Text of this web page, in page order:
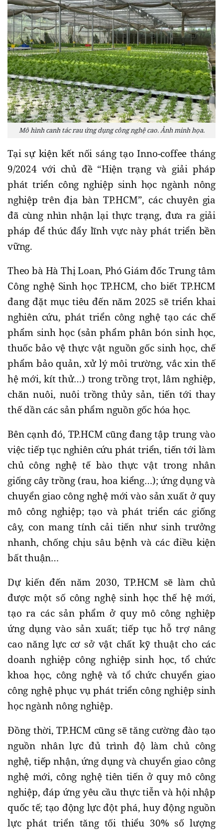
Mô hình canh tác rau ứng dụng công nghệ cao. Ảnh minh họa.
Tại sự kiện kết nối sáng tạo Inno-coffee tháng
9/2024 với chủ đề “Hiện trạng và giải pháp
phát triển công nghiệp sinh học ngành nông
nghiệp trên địa bàn TP.HCM”, các chuyên gia
đã cùng nhìn nhận lại thực trạng, đưa ra giải
pháp để thúc đẩy lĩnh vực này phát triển bền
vững.
Theo bà Hà Thị Loan, Phó Giám đốc Trung tâm
Công nghệ Sinh học TP.HCM, cho biết TP.HCM
đang đặt mục tiêu đến năm 2025 sẽ triển khai
nghiên cứu, phát triển công nghệ tạo các chế
phẩm sinh học (sản phẩm phân bón sinh học,
thuốc bảo vệ thực vật nguồn gốc sinh học, chế
phẩm bảo quản, xử lý môi trường, vắc xin thế
hệ mới, kít thử…) trong trồng trọt, lâm nghiệp,
chăn nuôi, nuôi trồng thủy sản, tiến tới thay
thế dần các sản phẩm nguồn gốc hóa học.
Bên cạnh đó, TP.HCM cũng đang tập trung vào
việc tiếp tục nghiên cứu phát triển, tiến tới làm
chủ công nghệ tế bào thực vật trong nhân
giống cây trồng (rau, hoa kiểng…); ứng dụng và
chuyển giao công nghệ mới vào sản xuất ở quy
mô công nghiệp; tạo và phát triển các giống
cây, con mang tính cải tiến như sinh trưởng
nhanh, chống chịu sâu bệnh và các điều kiện
bất thuận…
Dự kiến đến năm 2030, TP.HCM sẽ làm chủ
được một số công nghệ sinh học thế hệ mới,
tạo ra các sản phẩm ở quy mô công nghiệp
ứng dụng vào sản xuất; tiếp tục hỗ trợ nâng
cao năng lực cơ sở vật chất kỹ thuật cho các
doanh nghiệp công nghiệp sinh học, tổ chức
khoa học, công nghệ và tổ chức chuyển giao
công nghệ phục vụ phát triển công nghiệp sinh
học ngành nông nghiệp.
Đồng thời, TP.HCM cũng sẽ tăng cường đào tạo
nguồn nhân lực đủ trình độ làm chủ công
nghệ, tiếp nhận, ứng dụng và chuyển giao công
nghệ mới, công nghệ tiên tiến ở quy mô công
nghiệp, đáp ứng yêu cầu thực tiễn và hội nhập
quốc tế; tạo động lực đột phá, huy động nguồn
lực phát triển tăng tối thiểu 30% số lượng